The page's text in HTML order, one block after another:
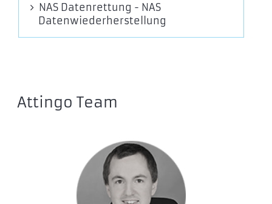
NAS Datenrettung - NAS
Datenwiederherstellung
Attingo Team